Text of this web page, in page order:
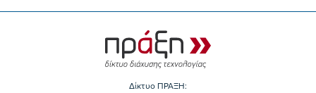
Δίκτυο ΠΡΑΞΗ: